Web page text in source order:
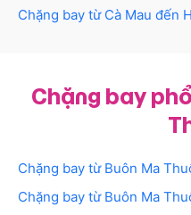
Chặng bay từ Cà Mau đến
Chặng bay
Chặng bay từ Buôn Ma
Chặng bay từ Buôn Ma